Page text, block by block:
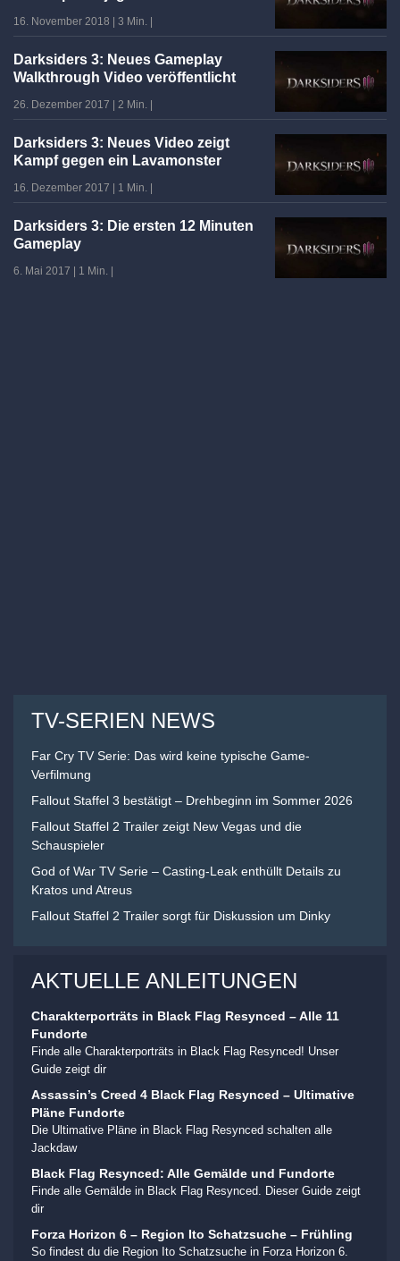
16. November 2018 | 3 Min. |
Darksiders 3: Neues Gameplay
Walkthrough Video veröffentlicht
26. Dezember 2017 | 2 Min. |
Darksiders 3: Neues Video zeigt
Kampf gegen ein Lavamonster
16. Dezember 2017 | 1 Min. |
Darksiders 3: Die ersten 12 Minuten
Gameplay
6. Mai 2017 | 1 Min. |
TV-SERIEN NEWS
Far Cry TV Serie: Das wird keine typische Game-
Verfilmung
Fallout Staffel 3 bestätigt – Drehbeginn im Sommer 2026
Fallout Staffel 2 Trailer zeigt New Vegas und die
Schauspieler
God of War TV Serie – Casting-Leak enthüllt Details zu
Kratos und Atreus
Fallout Staffel 2 Trailer sorgt für Diskussion um Dinky
AKTUELLE ANLEITUNGEN
Charakterporträts in Black Flag Resynced – Alle 11
Fundorte
Finde alle Charakterporträts in Black Flag Resynced! Unser
Guide zeigt dir
Assassin’s Creed 4 Black Flag Resynced – Ultimative
Pläne Fundorte
Die Ultimative Pläne in Black Flag Resynced schalten alle
Jackdaw
Black Flag Resynced: Alle Gemälde und Fundorte
Finde alle Gemälde in Black Flag Resynced. Dieser Guide zeigt
dir
Forza Horizon 6 – Region Ito Schatzsuche – Frühling
So findest du die Region Ito Schatzsuche in Forza Horizon 6.